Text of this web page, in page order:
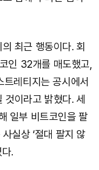
최근 행동이다. 회
인 32개를 매도했고,
레티지는 공시에서
이라고 밝혔다. 세
일부 비트코인을 팔
실상 ‘절대 팔지 않
.